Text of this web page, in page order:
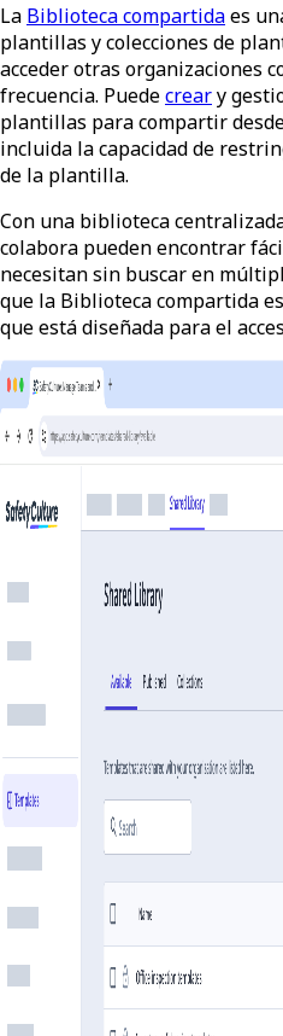
La Biblioteca compartidaes
plantillas y colecciones de
acceder otras organizaciones
frecuencia. Puedecreary
plantillas para compartir
incluida la capacidad de
de la plantilla.
Con una biblioteca
colabora pueden encontrar
necesitan sin buscar en
que la Biblioteca compartida
que está diseñada para el